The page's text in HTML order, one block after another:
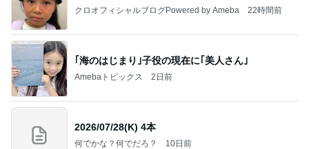
クロオフィシャルブログPowered by Ameba 22時間前
｢海のはじまり｣子役の現在に｢美人さん｣
Amebaトピックス 2日前
2026/07/28(K) 4本
何でかな？何でだろ？ 10日前